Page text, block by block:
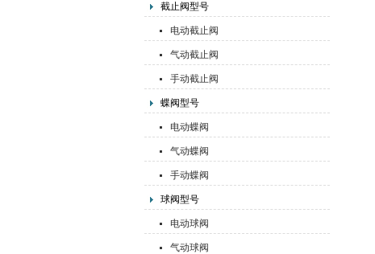
截止阀型号
电动截止阀
气动截止阀
手动截止阀
蝶阀型号
电动蝶阀
气动蝶阀
手动蝶阀
球阀型号
电动球阀
气动球阀